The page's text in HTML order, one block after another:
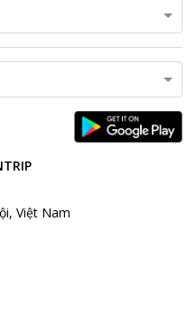
Việt Nam